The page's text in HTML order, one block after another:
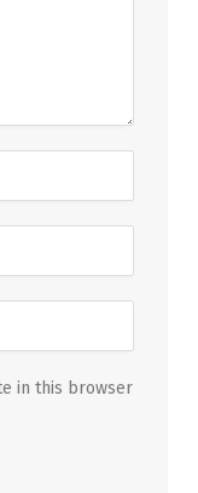
in this browser